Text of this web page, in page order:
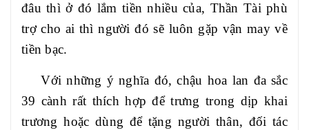
đâu thì ở đó lắm tiền nhiều của, Thần Tài phù
trợ cho ai thì người đó sẽ luôn gặp vận may về
tiền bạc.
Với những ý nghĩa đó, chậu hoa lan đa sắc
39 cành rất thích hợp để trưng trong dịp khai
trương hoặc dùng để tặng người thân, đối tác